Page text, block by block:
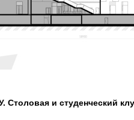
Столовая и студенческий